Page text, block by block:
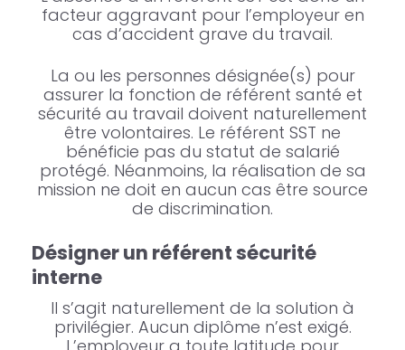
facteur aggravant pour l’employeur en
cas d’accident grave du travail.
La ou les personnes désignée(s) pour
assurer la fonction de référent santé et
sécurité au travail doivent naturellement
être volontaires. Le référent SST ne
bénéficie pas du statut de salarié
protégé. Néanmoins, la réalisation de sa
mission ne doit en aucun cas être source
de discrimination.
Désigner un référent sécurité
interne
Il s’agit naturellement de la solution à
privilégier. Aucun diplôme n’est exigé.